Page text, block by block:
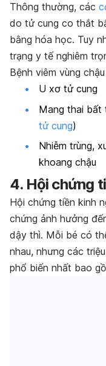
Thông thường, các
do tử cung co thắt
bằng hóa học. Tuy
trạng y tế nghiêm
Bệnh viêm vùng
U xơ tử cung
Mang thai bất
tử cung)
Nhiễm trùng,
khoang chậu
4. Hội chứng
Hội chứng tiền kinh
chứng ảnh hưởng
dậy thì. Mỗi bé có
nhau, nhưng các
phổ biến nhất bao